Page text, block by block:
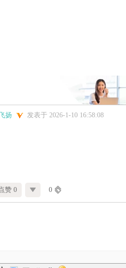
扬 发表于 2026-1-10 16:58:08
赞 0 0